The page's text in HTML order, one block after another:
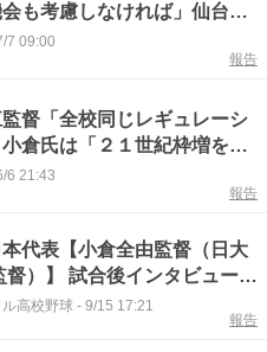
も考慮しなければ」仙台育
場のことを考えてくれてい
7 09:00
報告
督「全校同じレギュレーシ
倉氏は「２１世紀枠増を」
グ制意見交換会
6 21:43
報告
代表【小倉全由監督（日大
督）】 試合後インタビュー
年9月14日）
高校野球 - 9/15 17:21
報告